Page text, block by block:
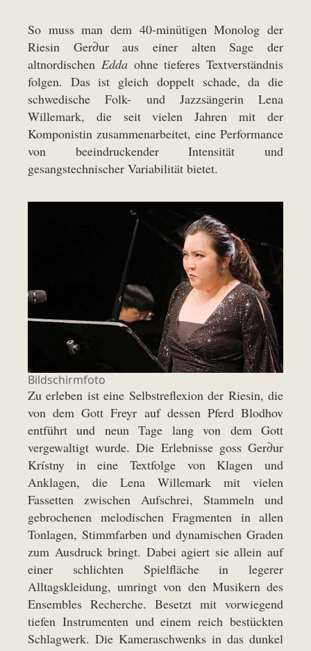
So muss man dem 40-minütigen Monolog der
Riesin Ger∂ur aus einer alten Sage der
altnordischen Eddaohne tieferes Textverständnis
folgen. Das ist gleich doppelt schade, da die
schwedische Folk- und Jazzsängerin Lena
Willemark, die seit vielen Jahren mit der
Komponistin zusammenarbeitet, eine Performance
von beeindruckender Intensität und
gesangstechnischer Variabilität bietet.
Bildschirmfoto
Zu erleben ist eine Selbstreflexion der Riesin, die
von dem Gott Freyr auf dessen Pferd Blodhov
entführt und neun Tage lang von dem Gott
vergewaltigt wurde. Die Erlebnisse goss Ger∂ur
Krístny in eine Textfolge von Klagen und
Anklagen, die Lena Willemark mit vielen
Fassetten zwischen Aufschrei, Stammeln und
gebrochenen melodischen Fragmenten in allen
Tonlagen, Stimmfarben und dynamischen Graden
zum Ausdruck bringt. Dabei agiert sie allein auf
einer schlichten Spielfläche in legerer
Alltagskleidung, umringt von den Musikern des
Ensembles Recherche. Besetzt mit vorwiegend
tiefen Instrumenten und einem reich bestückten
Schlagwerk. Die Kameraschwenks in das dunkel